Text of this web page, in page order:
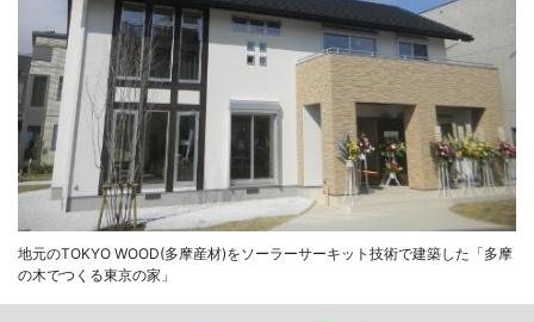
地元のTOKYO WOOD(多摩産材)をソーラーサーキット技術で建築した「多摩
の木でつくる東京の家」